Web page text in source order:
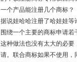
一个产品能注册几个商标？
据说娃哈哈注册了哈娃娃
围绕一个主要的商标申请
这种做法也没有太大的必要
请。联合商标如果不使用，